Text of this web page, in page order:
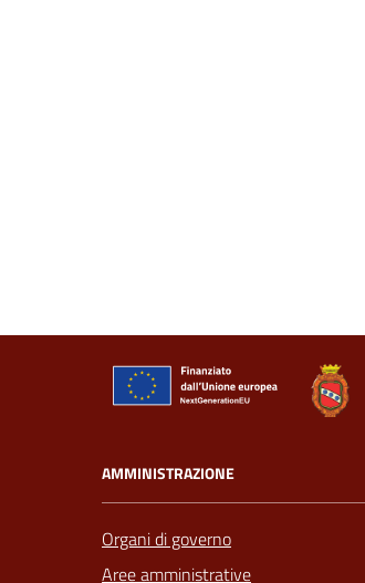
AMMINISTRAZIONE
Organi di governo
Aree amministrative